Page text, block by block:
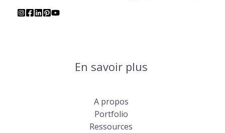
En savoir plus
A propos
Portfolio
Ressources